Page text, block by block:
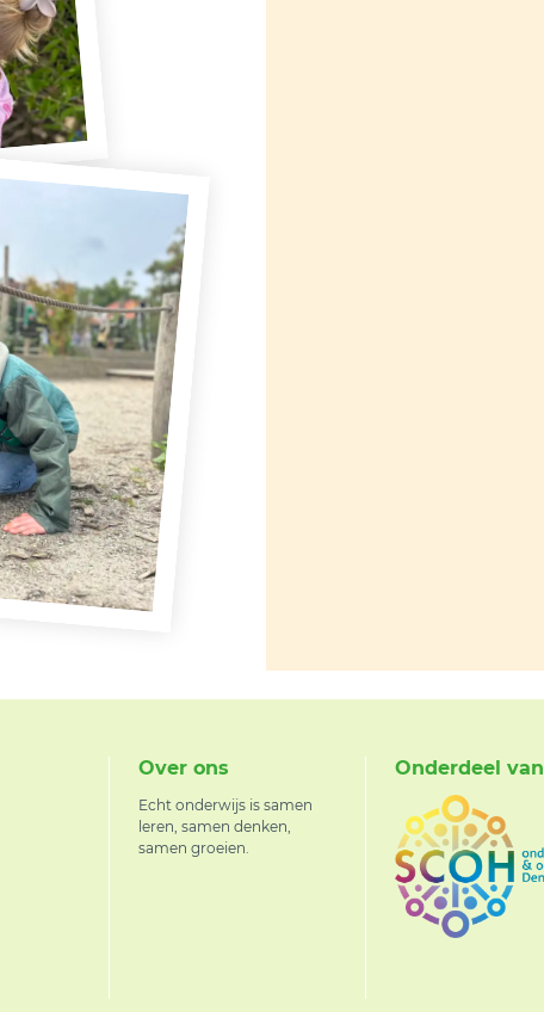
Over ons
Echt onderwijs is samen
leren, samen denken,
samen groeien.
Onderdeel van